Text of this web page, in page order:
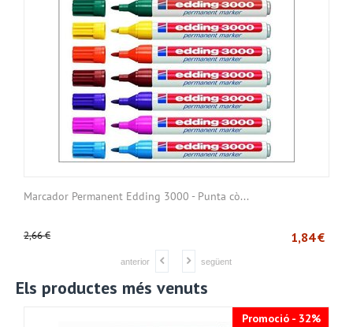
Marcador Permanent Edding 3000 - Punta cò...
2,66€ 1,84€
anterior següent
Els productes més venuts
Promoció - 32%